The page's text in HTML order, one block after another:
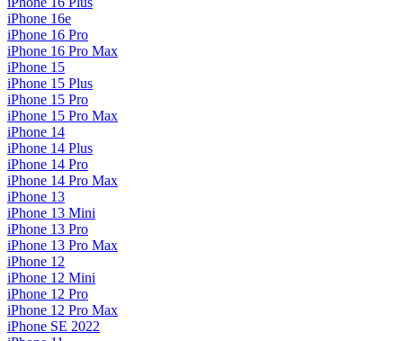
iPhone 16e
iPhone 16 Pro
iPhone 16 Pro Max
iPhone 15
iPhone 15 Plus
iPhone 15 Pro
iPhone 15 Pro Max
iPhone 14
iPhone 14 Plus
iPhone 14 Pro
iPhone 14 Pro Max
iPhone 13
iPhone 13 Mini
iPhone 13 Pro
iPhone 13 Pro Max
iPhone 12
iPhone 12 Mini
iPhone 12 Pro
iPhone 12 Pro Max
iPhone SE 2022